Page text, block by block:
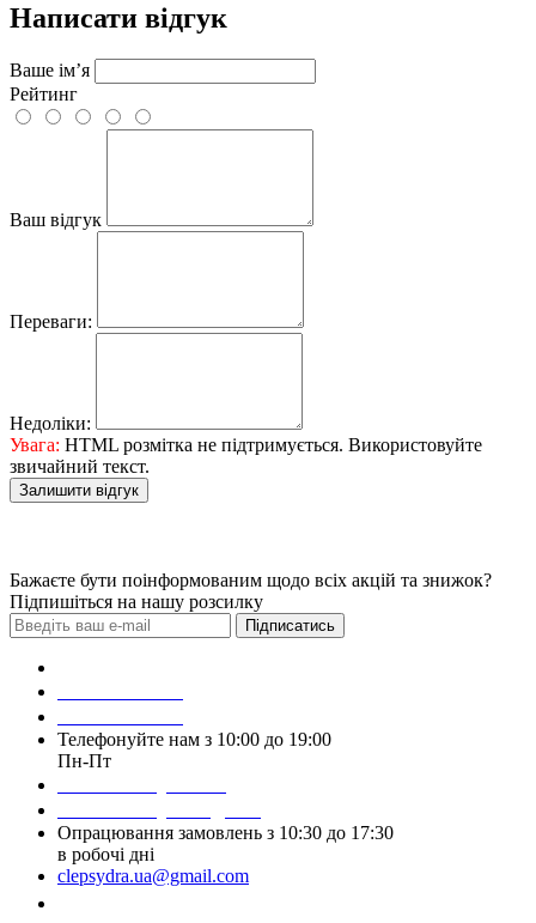
Написати відгук
Ваше ім’я
Рейтинг
Ваш відгук
Переваги:
Недоліки:
Увага: HTML розмітка не підтримується. Використовуйте
звичайний текст.
Залишити відгук
Бажаєте бути поінформованим щодо всіх акцій та знижок?
Підпишіться на нашу розсилку
Підписатись
Телефонуйте нам з 10:00 до 19:00
Пн-Пт
Опрацювання замовлень з 10:30 до 17:30
в робочі дні
clepsydra.ua@gmail.com